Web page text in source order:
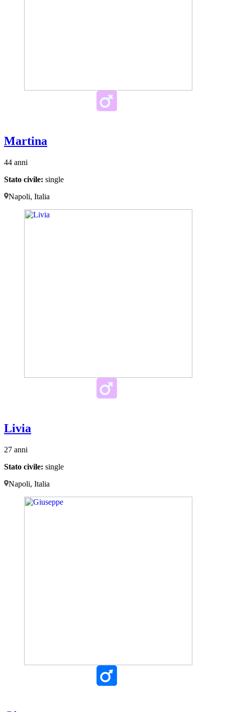
Martina
44 anni
Stato civile: single
Napoli, Italia
Livia
27 anni
Stato civile: single
Napoli, Italia